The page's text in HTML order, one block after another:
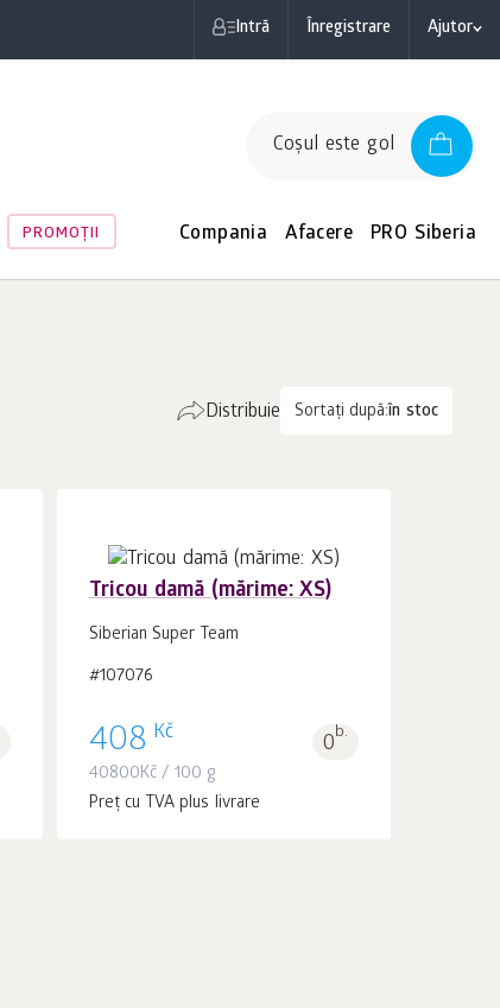
Intră Înregistrare Ajutor
Coşul este gol
PROMOŢII Compania Afacere PRO Siberia
Sortați după:în stoc
Distribuie
Tricou damă (mărime: XS)
Siberian Super Team
#107076
408 Kč 0b.
40800Kč/ 100 g
Preț cu TVA plus livrare